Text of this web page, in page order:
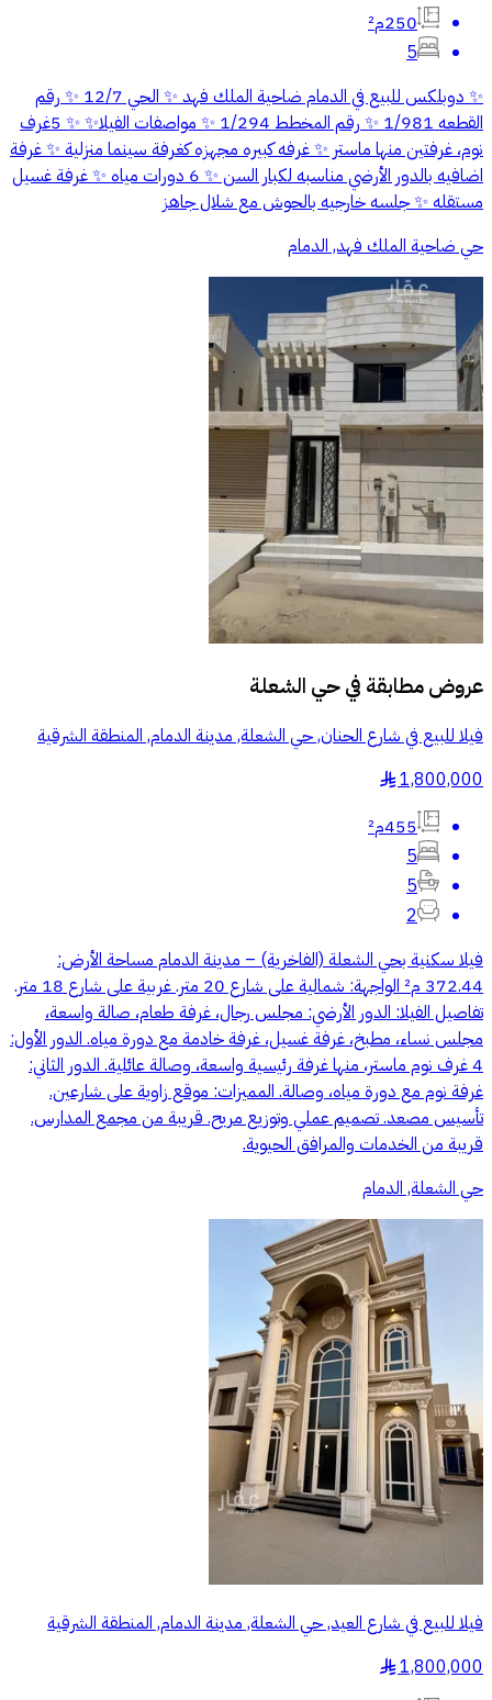
250م²
5
✨ دوبلكس للبيع في الدمام ضاحية الملك فهد ✨ الحي 12/7 ✨ رقم
القطعه 1/981 ✨ رقم المخطط 1/294 ✨ مواصفات الفيلا✨ ✨ 5غرف
نوم، غرفتين منها ماستر ✨ غرفه كبيره مجهزه كغرفة سينما منزلية ✨ غرفة
اضافيه بالدور الأرضي مناسبه لكبار السن ✨ 6 دورات مياه ✨ غرفة غسيل
مستقله ✨ جلسه خارجيه بالحوش مع شلال جاهز
حي ضاحية الملك فهد, الدمام
عروض مطابقة فيحي الشعلة
فيلا للبيع في شارع الحنان, حي الشعلة, مدينة الدمام, المنطقة الشرقية
1,800,000
§
455م²
5
5
2
فيلا سكنية بحي الشعلة (الفاخرية) – مدينة الدمام مساحة الأرض:
372.44 م² الواجهة: شمالية على شارع 20 متر. غربية على شارع 18 متر.
تفاصيل الفيلا: الدور الأرضي: مجلس رجال، غرفة طعام، صالة واسعة،
مجلس نساء، مطبخ، غرفة غسيل، غرفة خادمة مع دورة مياه. الدور الأول:
4 غرف نوم ماستر، منها غرفة رئيسية واسعة، وصالة عائلية. الدور الثاني:
غرفة نوم مع دورة مياه، وصالة. المميزات: موقع زاوية على شارعين.
تأسيس مصعد. تصميم عملي وتوزيع مريح. قريبة من مجمع المدارس.
قريبة من الخدمات والمرافق الحيوية.
حي الشعلة, الدمام
فيلا للبيع في شارع العيد, حي الشعلة, مدينة الدمام, المنطقة الشرقية
1,800,000
§